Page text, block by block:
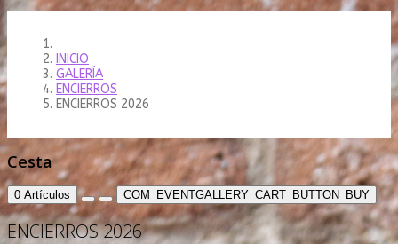
INICIO
GALERÍA
ENCIERROS
ENCIERROS 2026
Cesta
0 Artículos COM_EVENTGALLERY_CART_BUTTON_BUY
ENCIERROS 2026